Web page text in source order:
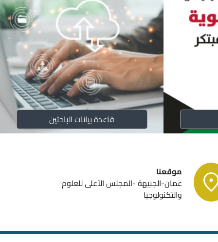
و مسرعات الاعمال
قاعدة بيانات الباحثين
موقعنا
عمان-الجبيهة -المجلس الأعلى للعلوم
والتكنولوجيا